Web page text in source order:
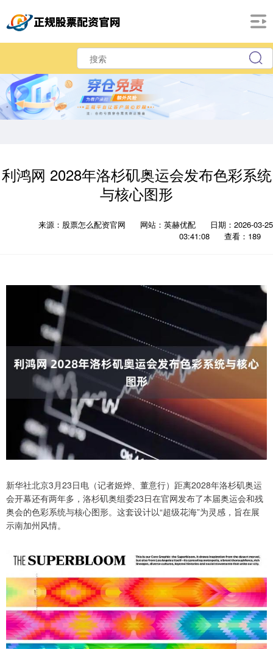
利鸿网 2028年洛杉矶奥运会发布色彩系统
与核心图形
来源：股票怎么配资官网 网站：英赫优配
日期：2026-03-25
03:41:08
查看：189
新华社北京3月23日电（记者姬烨、董意行）距离2028年洛杉矶奥运
会开幕还有两年多，洛杉矶奥组委23日在官网发布了本届奥运会和残
奥会的色彩系统与核心图形。这套设计以“超级花海”为灵感，旨在展
示南加州风情。